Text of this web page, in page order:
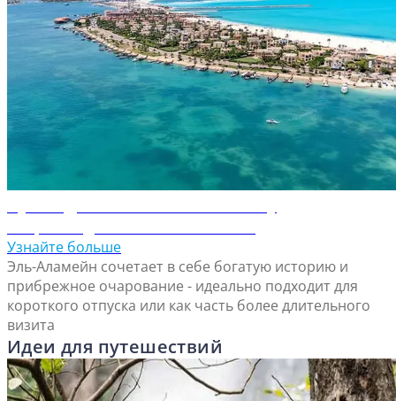
Узнайте больше
Эль-Аламейн сочетает в себе богатую историю и
прибрежное очарование - идеально подходит для
короткого отпуска или как часть более длительного
визита
Идеи для путешествий